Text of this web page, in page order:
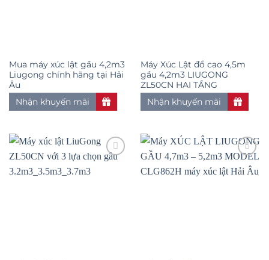
Mua máy xúc lật gầu 4,2m3
Liugong chính hãng tại Hải
Âu
Nhận khuyến mãi
Máy Xúc Lật đổ cao 4,5m
gầu 4,2m3 LIUGONG
ZL50CN HAI TẦNG
Nhận khuyến mãi